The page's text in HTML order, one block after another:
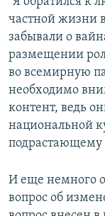
частной жизни
забывали о
размещении
во всемирную
необходимо
контент, ведь
национальной
подрастающему
И еще немного
вопрос об